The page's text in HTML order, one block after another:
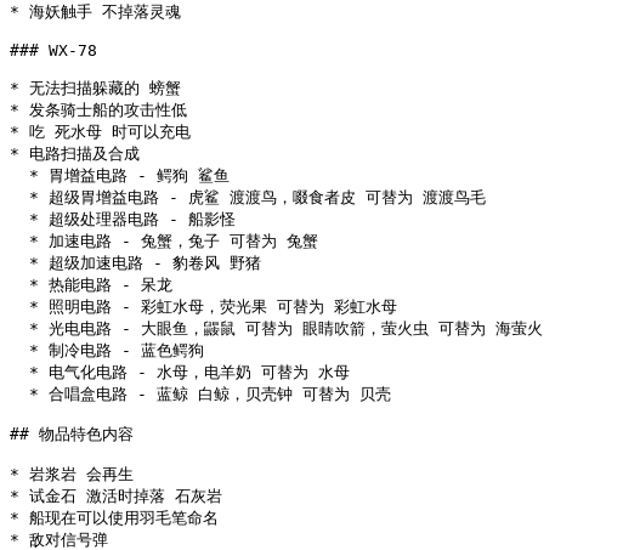
* 海妖触手 不掉落灵魂
### WX-78
* 无法扫描躲藏的 螃蟹
* 发条骑士船的攻击性低
* 吃 死水母 时可以充电
* 电路扫描及合成
## 物品特色内容
* 岩浆岩 会再生
* 试金石 激活时掉落 石灰岩
* 船现在可以使用羽毛笔命名
* 敌对信号弹